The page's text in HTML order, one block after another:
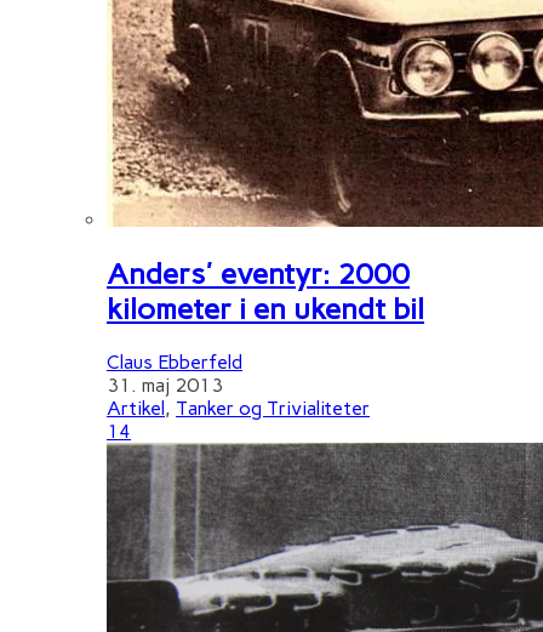
Anders' eventyr: 2000
kilometer i en ukendt bil
Claus Ebberfeld
31. maj 2013
Artikel , Tanker og Trivialiteter
14